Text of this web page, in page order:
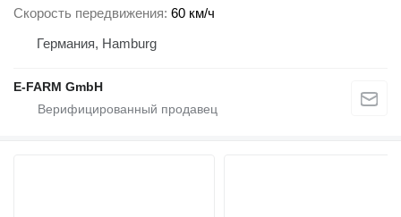
Скорость передвижения 60 км/ч
Германия, Hamburg
E-FARM GmbH